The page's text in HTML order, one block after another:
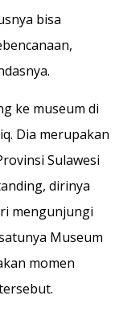
bisa
ke museum di
Dia merupakan
Sulawesi
dirinya
mengunjungi
Museum
momen